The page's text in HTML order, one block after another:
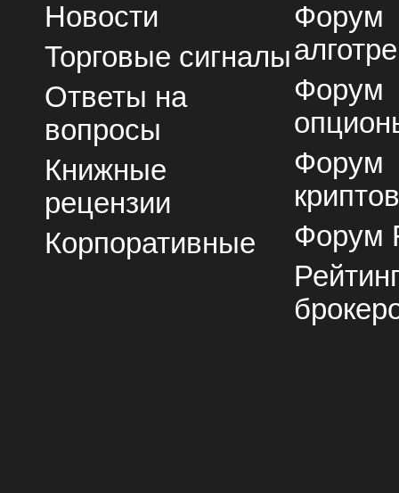
Новости
Торговые сигналы
Ответы на
вопросы
Книжные
рецензии
Корпоративные
Форум
Форум
Форум
Форум